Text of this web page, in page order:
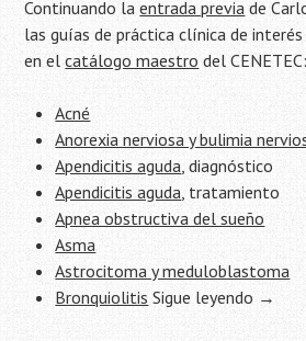
Continuando laentrada previa de
las guías de práctica clínica de
en elcatálogo maestro del CENETEC:
Acné
Anorexia nerviosa y bulimia
Apendicitis aguda, diagnóstico
Apendicitis aguda , tratamiento
Apnea obstructiva del sueño
Asma
Astrocitoma y meduloblastoma
Bronquiolitis Sigue leyendo →